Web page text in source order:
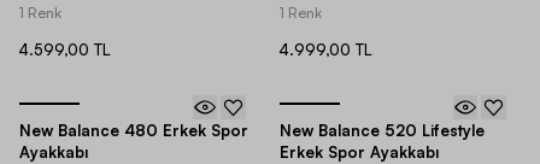
1 Renk
4.599,00 TL
1 Renk
4.999,00 TL
New Balance 480 Erkek Spor
Ayakkabı
New Balance 520 Lifestyle
Erkek Spor Ayakkabı